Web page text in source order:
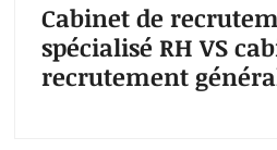
Cabinet de
spécialisé RH VS
recrutement